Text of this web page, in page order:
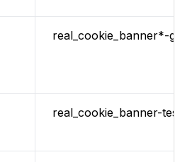
real_cookie_banner*-gcm
real_cookie_banner-test